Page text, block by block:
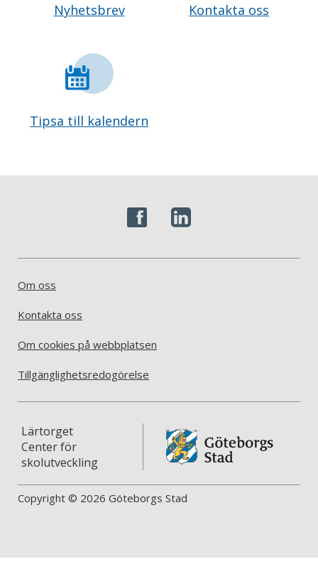
Nyhetsbrev Kontakta oss
Tipsa till kalendern
Om oss
Kontakta oss
Om cookies på webbplatsen
Tillgänglighetsredogörelse
Lärtorget
Center för
skolutveckling
Copyright © 2026 Göteborgs Stad